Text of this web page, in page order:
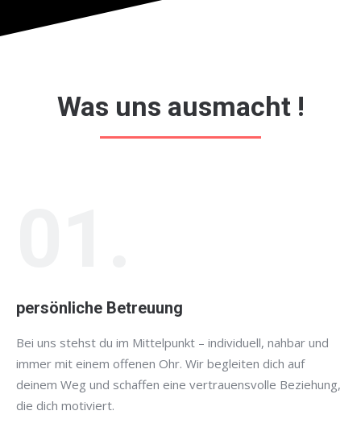
Was uns ausmacht !
persönliche Betreuung
Bei uns stehst du im Mittelpunkt – individuell, nahbar und
immer mit einem offenen Ohr. Wir begleiten dich auf
deinem Weg und schaffen eine vertrauensvolle Beziehung,
die dich motiviert.